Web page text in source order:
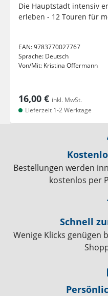
Die Hauptstadt intensiv
erleben - 12 Touren für
EAN:9783770027767
Sprache: Deutsch
Von/Mit: Kristina Offermann
16,00 € inkl. MwSt.
Lieferzeit 1-2 Werktage
Bestellungen werden
kostenlos per
Schnell
Wenige Klicks genügen